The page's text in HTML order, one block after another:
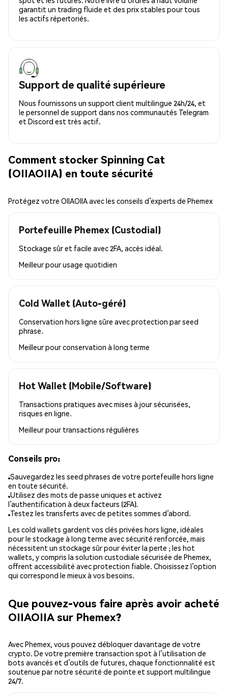
garantit un trading fluide et des prix stables pour tous
les actifs répertoriés.
Support de qualité supérieure
Nous fournissons un support client multilingue 24h/24, et
le personnel de support dans nos communautés Telegram
et Discord est très actif.
Comment stocker Spinning Cat
(OIIAOIIA) en toute sécurité
Protégez votre OIIAOIIA avec les conseils d’experts de Phemex
Portefeuille Phemex (Custodial)
Stockage sûr et facile avec 2FA, accès idéal.
Meilleur pourusage quotidien
Cold Wallet (Auto-géré)
Conservation hors ligne sûre avec protection par seed
phrase.
Meilleur pourconservation à long terme
Hot Wallet (Mobile/Software)
Transactions pratiques avec mises à jour sécurisées,
risques en ligne.
Meilleur pour transactions régulières
Conseils pro:
Sauvegardez les seed phrases de votre portefeuille hors ligne
en toute sécurité.
Utilisez des mots de passe uniques et activez
l’authentification à deux facteurs (2FA).
Testez les transferts avec de petites sommes d’abord.
Les cold wallets gardent vos clés privées hors ligne, idéales
pour le stockage à long terme avec sécurité renforcée, mais
nécessitent un stockage sûr pour éviter la perte ; les hot
wallets, y compris la solution custodiale sécurisée de Phemex,
offrent accessibilité avec protection fiable. Choisissez l’option
qui correspond le mieux à vos besoins.
Que pouvez-vous faire après avoir acheté
OIIAOIIA sur Phemex?
Avec Phemex, vous pouvez débloquer davantage de votre
crypto. De votre première transaction spot à l’utilisation de
bots avancés et d’outils de futures, chaque fonctionnalité est
soutenue par notre sécurité de pointe et support multilingue
24/7.